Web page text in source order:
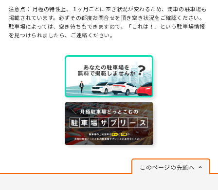
注意点： 月極の特性上、１ヶ月ごとに空き状況が変わるため、満車の駐車場も
掲載されています。必ずその都度お問合せを頂き空き状況をご確認ください。
駐車場によっては、空き待ちもできますので、「これは！」という駐車場情報
を見つけられましたら、ご連絡ください。
このページの先頭へ